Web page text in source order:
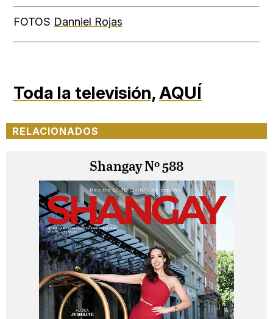
FOTOS Danniel Rojas
Toda la televisión,AQUÍ
RELACIONADOS
Shangay Nº 588